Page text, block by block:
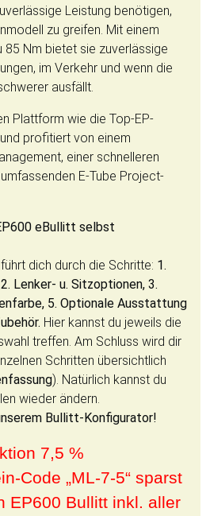
Leistung benötigen,
zu greifen. Mit einem
85 Nm bietet sie zuverlässige
im Verkehr und wenn die
ausfällt.
Plattform wie die Top-EP-
profitiert von einem
einer schnelleren
E-Tube Project-
eBullitt selbst
dich durch die Schritte: 1.
Lenker- u. Sitzoptionen, 3.
5. Optionale Ausstattung
Hier kannst du jeweils die
treffen. Am Schluss wird dir
Schritten übersichtlich
). Natürlich kannst du
wieder ändern.
Bullitt-Konfigurator!
7,5 %
Code „ML-7-5“ sparst
EP600 Bullitt inkl. aller